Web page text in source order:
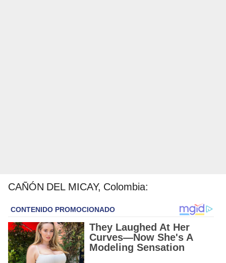
CAÑÓN DEL MICAY, Colombia: